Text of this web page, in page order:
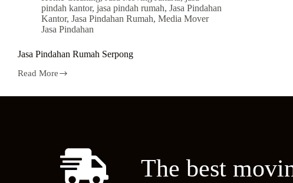
pindah kantor, jasa pindah rumah, Jasa Pindahan
Kantor, Jasa Pindahan Rumah, Media Mover
Jasa Pindahan
Jasa Pindahan Rumah Serpong
Read More
The best